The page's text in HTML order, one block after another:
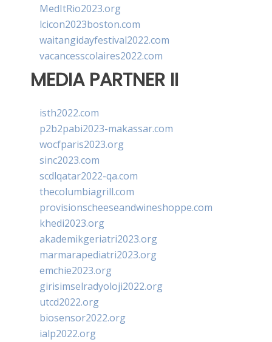
MedItRio2023.org
lcicon2023boston.com
waitangidayfestival2022.com
vacancesscolaires2022.com
MEDIA PARTNER II
isth2022.com
p2b2pabi2023-makassar.com
wocfparis2023.org
sinc2023.com
scdlqatar2022-qa.com
thecolumbiagrill.com
provisionscheeseandwineshoppe.com
khedi2023.org
akademikgeriatri2023.org
marmarapediatri2023.org
emchie2023.org
girisimselradyoloji2022.org
utcd2022.org
biosensor2022.org
ialp2022.org